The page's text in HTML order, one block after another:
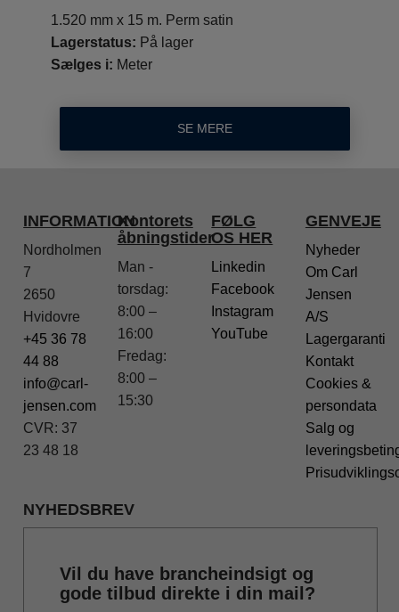
1.520 mm x 15 m. Perm satin
Lagerstatus: På lager
Sælges i: Meter
SE MERE
INFORMATION
Nordholmen
7
2650
Hvidovre
+45 36 78
44 88
info@carl-
jensen.com
CVR: 37
23 48 18
Kontorets
åbningstider
Man -
torsdag:
8:00 –
16:00
Fredag:
8:00 –
15:30
FØLG
OS HER
Linkedin
Facebook
Instagram
YouTube
GENVEJE
Nyheder
Om Carl
Jensen
A/S
Lagergaranti
Kontakt
Cookies &
persondata
Salg og
NYHEDSBREV
Vil du have brancheindsigt og
gode tilbud direkte i din mail?